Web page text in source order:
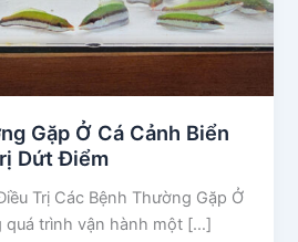
Gặp Ở Cá Cảnh Biển
Dứt Điểm
Trị Các Bệnh Thường Gặp Ở
quá trình vận hành một […]